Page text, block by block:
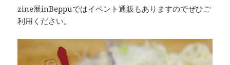
zine展inBeppuではイベント通販もありますのでぜひご
利用ください。